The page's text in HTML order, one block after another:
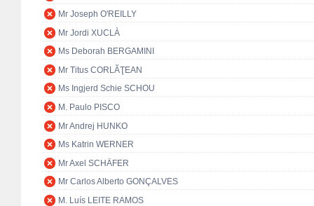
Mr Joseph O'REILLY
Mr Jordi XUCLÀ
Ms Deborah BERGAMINI
Mr Titus CORLĂŢEAN
Ms Ingjerd Schie SCHOU
M. Paulo PISCO
Mr Andrej HUNKO
Ms Katrin WERNER
Mr Axel SCHÄFER
Mr Carlos Alberto GONÇALVES
M. Luís LEITE RAMOS